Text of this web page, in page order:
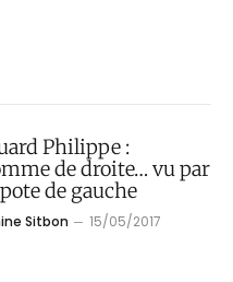
Philippe :
de droite… vu par
de gauche
Sitbon 15/05/2017